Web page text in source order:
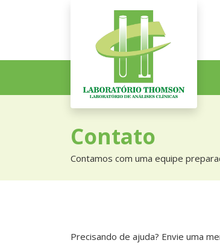
redes sociais
Contato
Contamos com uma equipe
Precisando de ajuda? Envie uma